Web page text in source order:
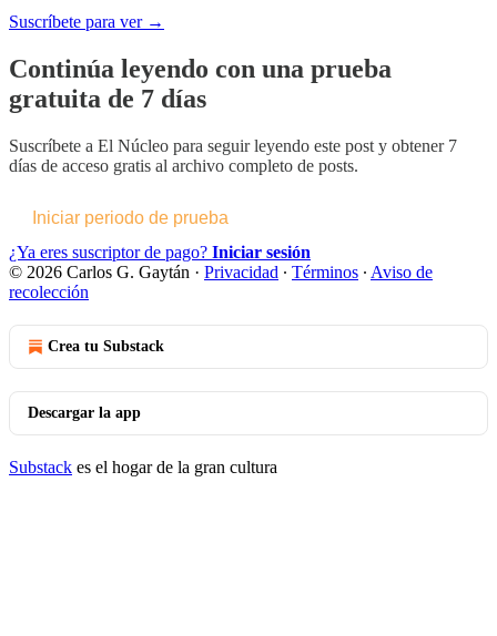
Suscríbete para ver →
Continúa leyendo con una prueba
gratuita de 7 días
Suscríbete a El Núcleo para seguir leyendo este post y obtener 7
días de acceso gratis al archivo completo de posts.
Iniciar periodo de prueba
¿Ya eres suscriptor de pago? Iniciar sesión
© 2026 Carlos G. Gaytán · Privacidad ∙ Términos ∙ Aviso de
recolección
Crea tu Substack
Descargar la app
Substack es el hogar de la gran cultura